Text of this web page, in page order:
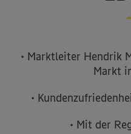
• Marktleiter Hendrik
Markt
•
• Mit der